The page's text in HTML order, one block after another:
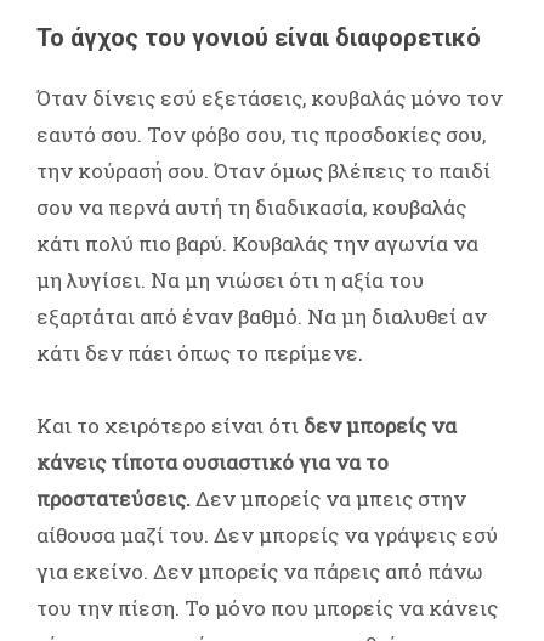
Το άγχος του γονιού είναι διαφορετικό
Όταν δίνεις εσύ εξετάσεις, κουβαλάς μόνο τον
εαυτό σου. Τον φόβο σου, τις προσδοκίες σου,
την κούρασή σου. Όταν όμως βλέπεις το παιδί
σου να περνά αυτή τη διαδικασία, κουβαλάς
κάτι πολύ πιο βαρύ. Κουβαλάς την αγωνία να
μη λυγίσει. Να μη νιώσει ότι η αξία του
εξαρτάται από έναν βαθμό. Να μη διαλυθεί αν
κάτι δεν πάει όπως το περίμενε.
Και το χειρότερο είναι ότι δεν μπορείς να
κάνεις τίποτα ουσιαστικό για να το
προστατεύσεις.Δεν μπορείς να μπεις στην
αίθουσα μαζί του. Δεν μπορείς να γράψεις εσύ
για εκείνο. Δεν μπορείς να πάρεις από πάνω
του την πίεση. Το μόνο που μπορείς να κάνεις